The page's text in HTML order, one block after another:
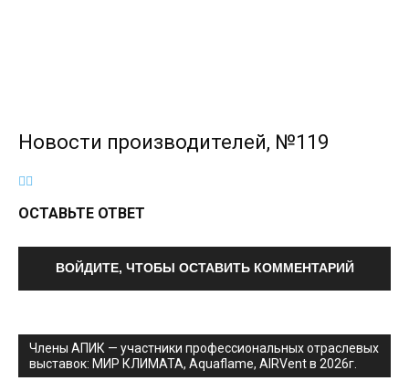
Новости производителей, №119
ОСТАВЬТЕ ОТВЕТ
ВОЙДИТЕ, ЧТОБЫ ОСТАВИТЬ КОММЕНТАРИЙ
Члены АПИК — участники профессиональных отраслевых
выставок: МИР КЛИМАТА, Aquaflame, AIRVent в 2026г.